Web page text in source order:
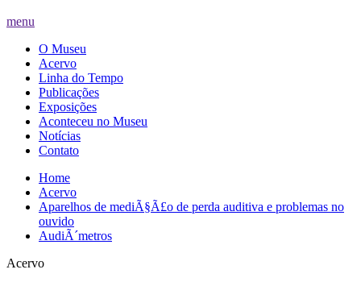
menu
O Museu
Acervo
Linha do Tempo
Publicações
Exposições
Aconteceu no Museu
Notícias
Contato
Home
Acervo
Aparelhos de mediÃ§Ã£o de perda auditiva e problemas no
ouvido
AudiÃ´metros
Acervo